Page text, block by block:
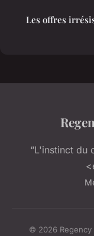
Les offres
“L'instinct du
© 2026 Regency